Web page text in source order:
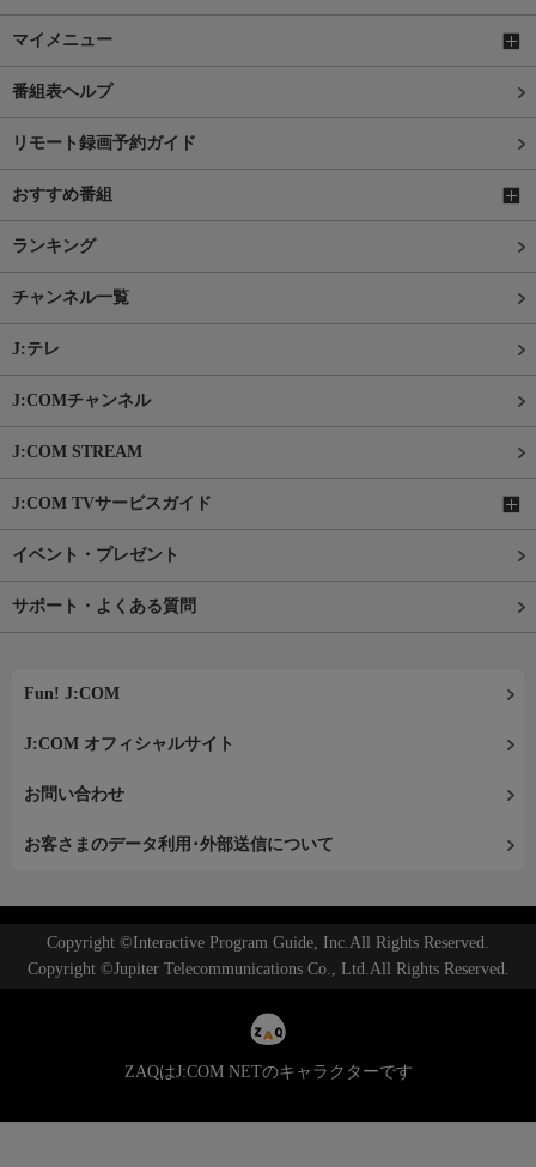
マイメニュー
番組表ヘルプ
リモート録画予約ガイド
おすすめ番組
ランキング
チャンネル一覧
J:テレ
J:COMチャンネル
J:COM STREAM
J:COM TVサービスガイド
イベント・プレゼント
サポート・よくある質問
Fun! J:COM
J:COM オフィシャルサイト
お問い合わせ
お客さまのデータ利用･外部送信について
Copyright ©Interactive Program Guide, Inc.All Rights Reserved.
Copyright ©Jupiter Telecommunications Co., Ltd.All Rights Reserved.
ZAQはJ:COM NETのキャラクターです